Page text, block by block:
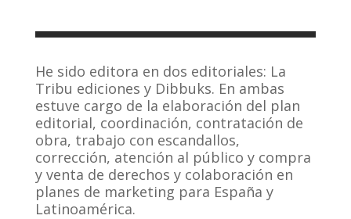
He sido editora en dos editoriales: La
Tribu ediciones y Dibbuks. En ambas
estuve cargo de la elaboración del plan
editorial, coordinación, contratación de
obra, trabajo con escandallos,
corrección, atención al público y compra
y venta de derechos y colaboración en
planes de marketing para España y
Latinoamérica.